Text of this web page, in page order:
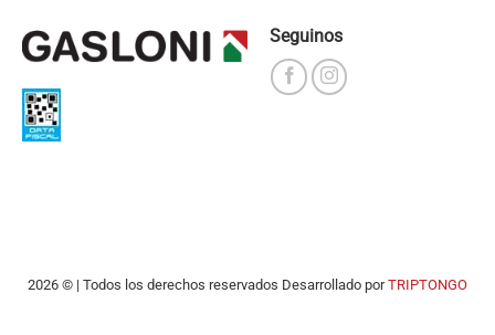
Seguinos
2026 © | Todos los derechos reservados Desarrollado porTRIPTONGO